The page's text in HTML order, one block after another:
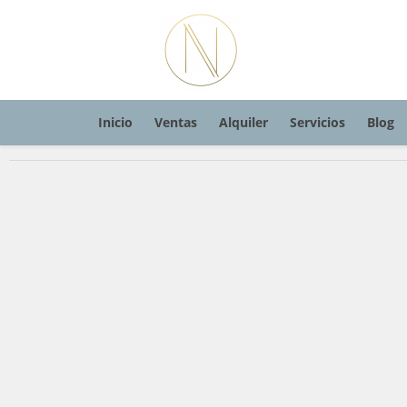
Inicio Ventas Alquiler Servicios Blog